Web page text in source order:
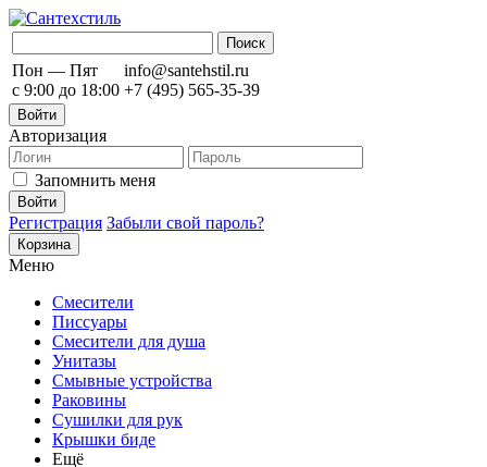
Пон — Пят
с 9:00 до 18:00
info@santehstil.ru
+7 (495) 565-35-39
Войти
Авторизация
Запомнить меня
Регистрация Забыли свой пароль?
Корзина
Меню
Смесители
Писсуары
Смесители для душа
Унитазы
Смывные устройства
Раковины
Сушилки для рук
Крышки биде
Ещё